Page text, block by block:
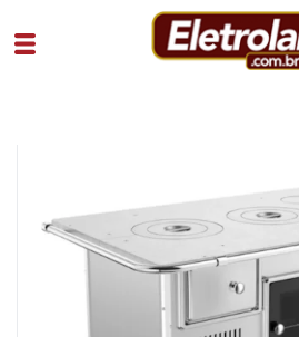
Eletrodomésticos
Fogão A Lenha Nr2 Direito Porta De
Vidro Inox
SKU 108095|26|1